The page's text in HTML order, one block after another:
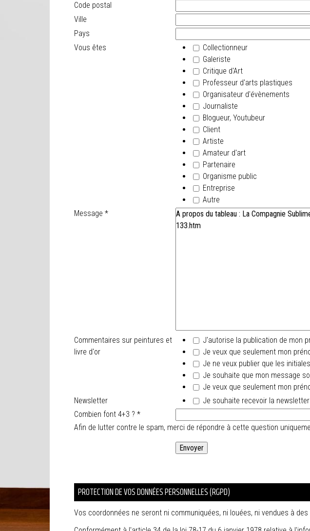
Code postal
Ville
Pays
Vous êtes
Collectionneur
Galeriste
Critique d'Art
Professeur d'arts plastiques
Organisateur d'évènements
Journaliste
Blogueur, Youtubeur
Client
Artiste
Amateur d'art
Partenaire
Organisme public
Entreprise
Autre
Message *
Commentaires sur peintures et
livre d'or
J'autorise la publication de mon
Je veux que seulement mon
Je ne veux publier que les
Je souhaite que mon message
Je veux que seulement mon
Newsletter
Je souhaite recevoir la
Combien font 4+3 ? *
Afin de lutter contre le spam, merci de répondre à cette question
PROTECTION DE VOS DONNÉES PERSONNELLES (RGPD)
Vos coordonnées ne seront ni communiquées, ni louées, ni vendues à